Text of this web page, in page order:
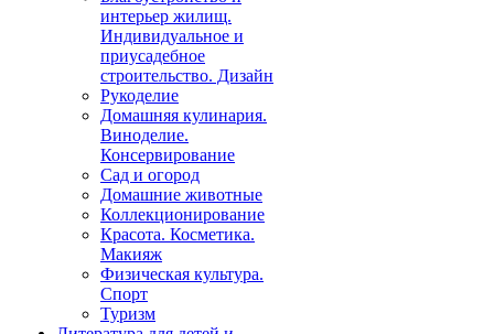
интерьер жилищ.
Индивидуальное и
приусадебное
строительство. Дизайн
Рукоделие
Домашняя кулинария.
Виноделие.
Консервирование
Сад и огород
Домашние животные
Коллекционирование
Красота. Косметика.
Макияж
Физическая культура.
Спорт
Туризм